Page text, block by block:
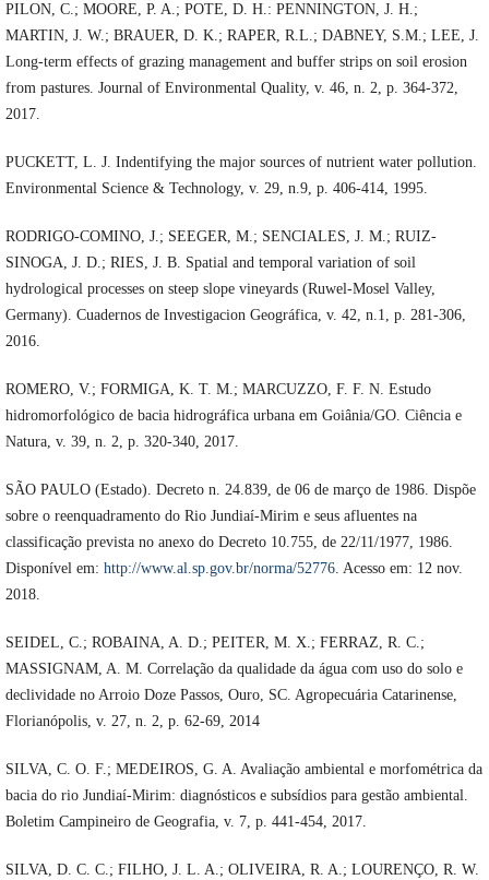
PILON, C.; MOORE, P. A.; POTE, D. H.: PENNINGTON, J. H.;
MARTIN, J. W.; BRAUER, D. K.; RAPER, R.L.; DABNEY, S.M.; LEE, J.
Long-term effects of grazing management and buffer strips on soil erosion
from pastures. Journal of Environmental Quality, v. 46, n. 2, p. 364-372,
2017.
PUCKETT, L. J. Indentifying the major sources of nutrient water pollution.
Environmental Science & Technology, v. 29, n.9, p. 406-414, 1995.
RODRIGO-COMINO, J.; SEEGER, M.; SENCIALES, J. M.; RUIZ-
SINOGA, J. D.; RIES, J. B. Spatial and temporal variation of soil
hydrological processes on steep slope vineyards (Ruwel-Mosel Valley,
Germany). Cuadernos de Investigacion Geográfica, v. 42, n.1, p. 281-306,
2016.
ROMERO, V.; FORMIGA, K. T. M.; MARCUZZO, F. F. N. Estudo
hidromorfológico de bacia hidrográfica urbana em Goiânia/GO. Ciência e
Natura, v. 39, n. 2, p. 320-340, 2017.
SÃO PAULO (Estado). Decreto n. 24.839, de 06 de março de 1986. Dispõe
sobre o reenquadramento do Rio Jundiaí-Mirim e seus afluentes na
classificação prevista no anexo do Decreto 10.755, de 22/11/1977, 1986.
Disponível em: http://www.al.sp.gov.br/norma/52776. Acesso em: 12 nov.
2018.
SEIDEL, C.; ROBAINA, A. D.; PEITER, M. X.; FERRAZ, R. C.;
MASSIGNAM, A. M. Correlação da qualidade da água com uso do solo e
declividade no Arroio Doze Passos, Ouro, SC. Agropecuária Catarinense,
Florianópolis, v. 27, n. 2, p. 62-69, 2014
SILVA, C. O. F.; MEDEIROS, G. A. Avaliação ambiental e morfométrica da
bacia do rio Jundiaí-Mirim: diagnósticos e subsídios para gestão ambiental.
Boletim Campineiro de Geografia, v. 7, p. 441-454, 2017.
SILVA, D. C. C.; FILHO, J. L. A.; OLIVEIRA, R. A.; LOURENÇO, R. W.